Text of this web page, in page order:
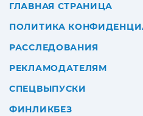
ГЛАВНАЯ СТРАНИЦА
ПОЛИТИКА
РАССЛЕДОВАНИЯ
РЕКЛАМОДАТЕЛЯМ
СПЕЦВЫПУСКИ
ФИНЛИКБЕЗ